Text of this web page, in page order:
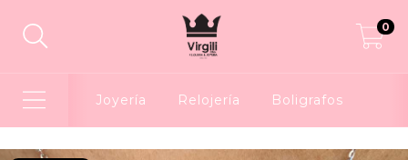
0
Joyería Relojería Boligrafos